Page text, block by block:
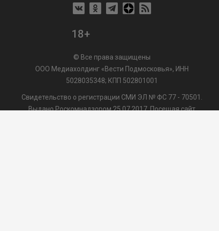
18+
© Все права защищены
ООО Медиахолдинг «Вести Подмосковья», ИНН
5028035348; КПП 502801001
Свидетельство о регистрации СМИ ЭЛ № ФС 77 - 70501.
Выдано Роскомнадзором 25.07.2017. Посещая сайт